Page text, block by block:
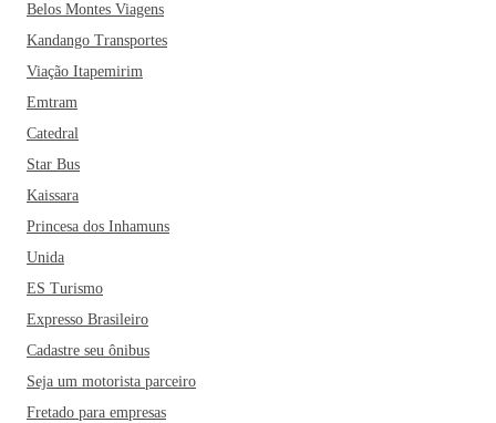
Belos Montes Viagens
Kandango Transportes
Viação Itapemirim
Emtram
Catedral
Star Bus
Kaissara
Princesa dos Inhamuns
Unida
ES Turismo
Expresso Brasileiro
Cadastre seu ônibus
Seja um motorista parceiro
Fretado para empresas